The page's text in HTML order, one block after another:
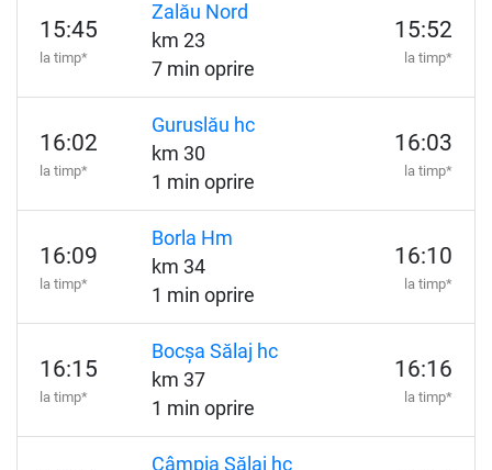
15:45
la timp*
Zalău Nord
km 23
7 min oprire
15:52
la timp*
16:02
la timp*
Guruslău hc
km 30
1 min oprire
16:03
la timp*
16:09
la timp*
Borla Hm
km 34
1 min oprire
16:10
la timp*
16:15
la timp*
Bocșa Sălaj hc
km 37
1 min oprire
16:16
la timp*
Câmpia Sălaj hc